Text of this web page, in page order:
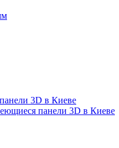
3D в Киеве
панели 3D в Киеве